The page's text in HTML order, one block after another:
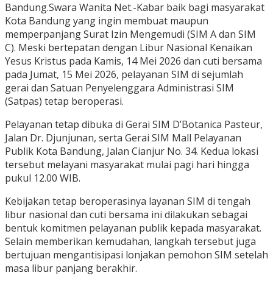
Bandung.Swara Wanita Net.-Kabar baik bagi masyarakat
Kota Bandung yang ingin membuat maupun
memperpanjang Surat Izin Mengemudi (SIM A dan SIM
C). Meski bertepatan dengan Libur Nasional Kenaikan
Yesus Kristus pada Kamis, 14 Mei 2026 dan cuti bersama
pada Jumat, 15 Mei 2026, pelayanan SIM di sejumlah
gerai dan Satuan Penyelenggara Administrasi SIM
(Satpas) tetap beroperasi.
Pelayanan tetap dibuka di Gerai SIM D’Botanica Pasteur,
Jalan Dr. Djunjunan, serta Gerai SIM Mall Pelayanan
Publik Kota Bandung, Jalan Cianjur No. 34. Kedua lokasi
tersebut melayani masyarakat mulai pagi hari hingga
pukul 12.00 WIB.
Kebijakan tetap beroperasinya layanan SIM di tengah
libur nasional dan cuti bersama ini dilakukan sebagai
bentuk komitmen pelayanan publik kepada masyarakat.
Selain memberikan kemudahan, langkah tersebut juga
bertujuan mengantisipasi lonjakan pemohon SIM setelah
masa libur panjang berakhir.